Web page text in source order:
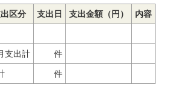
区分 支出日 支出金額（円） 内容
支出計 件
件